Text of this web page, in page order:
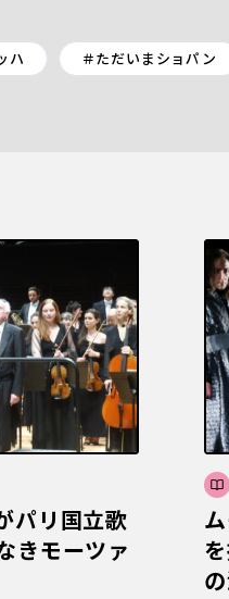
ハ ＃ただいまショパン
パリ国立歌
きモーツァ